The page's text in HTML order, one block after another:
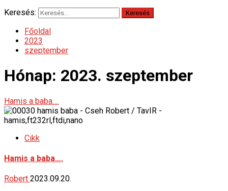
Keresés:
Főoldal
2023
szeptember
Hónap: 2023. szeptember
Hamis a baba….
Cikk
Hamis a baba….
Robert 2023.09.20.